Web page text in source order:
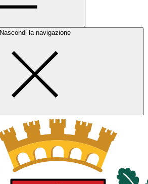
Nascondi la navigazione